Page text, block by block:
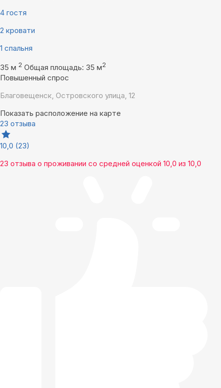
4 гостя
2 кровати
1 спальня
35 м 2 Общая площадь: 35 м2
Повышенный спрос
Благовещенск, Островского улица, 12
Показать расположение на карте
23 отзыва
10,0 (23)
23 отзыва о проживании со средней оценкой 10,0 из 10,0